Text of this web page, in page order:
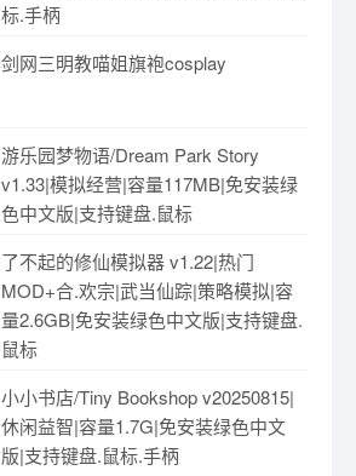
标.手柄
剑网三明教喵姐旗袍cosplay
游乐园梦物语/Dream Park Story
v1.33|模拟经营|容量117MB|免安装绿
色中文版|支持键盘.鼠标
了不起的修仙模拟器 v1.22|热门
MOD+合.欢宗|武当仙踪|策略模拟|容
量2.6GB|免安装绿色中文版|支持键盘.
鼠标
小小书店/Tiny Bookshop v20250815|
休闲益智|容量1.7G|免安装绿色中文
版|支持键盘.鼠标.手柄